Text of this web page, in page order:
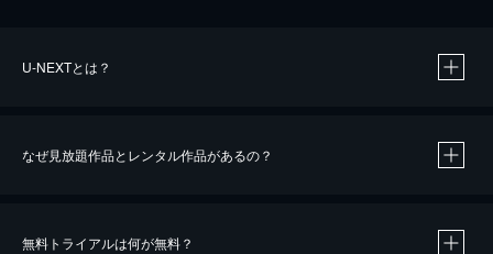
U-NEXTとは？
なぜ見放題作品とレンタル作品があるの？
無料トライアルは何が無料？